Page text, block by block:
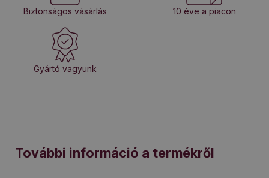
Biztonságos vásárlás 10 éve a piacon
Gyártó vagyunk
További információ a termékről